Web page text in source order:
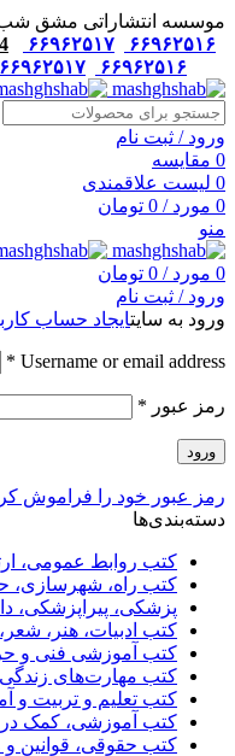
موسسه انتشاراتی مشق
۶۶۹۶۲۵۱۶
۶۶۹۶۲۵۱۷
۶۶۹۶۲۵۱۶
۶۶۹۶۲۵۱۷
ورود / ثبت نام
0 مقایسه
0 لیست علاقمندی
0 مورد /
0 تومان
منو
0 مورد /
0 تومان
ورود / ثبت نام
ورود به سایتایجاد حساب
Username or email address
*
رمز عبور *
ورود
رمز عبور خود را فراموش
دسته‌بندی‌ها
کتب روابط عمومی،
کتب راه، شهرسازی،
پزشکی، پیراپزشکی،
کتب ادبیات، هنر،
کتب آموزشی فنی و
کتب مهارت‌های زندگی
کتب تعلیم و تربیت
کتب آموزشی، کمک
کتب حقوقی، قوانین